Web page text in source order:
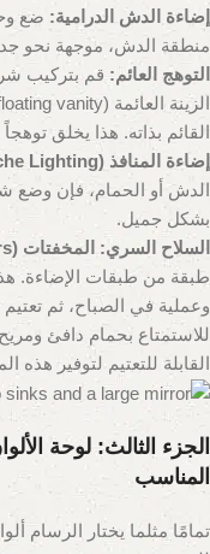
إضاءة الدش الدرامية:
منطقة الدش، موجهة نحو
التوهج العائم:
القائم بذاته. هذا يخلق
إضاءة المنافذ (Niche Lighting):
بشكل جميل.
السلاح السري: المخفتات (Dimmers)
طبقة من طبقات الإضاءة.
وعملية في الصباح، ثم
للاستمتاع بحمام دافئ
القابلة للتعتيم لتوفير هذه
الجزء الثالث: لوحة
المناسب
تمامًا مثلما يختار الرسام